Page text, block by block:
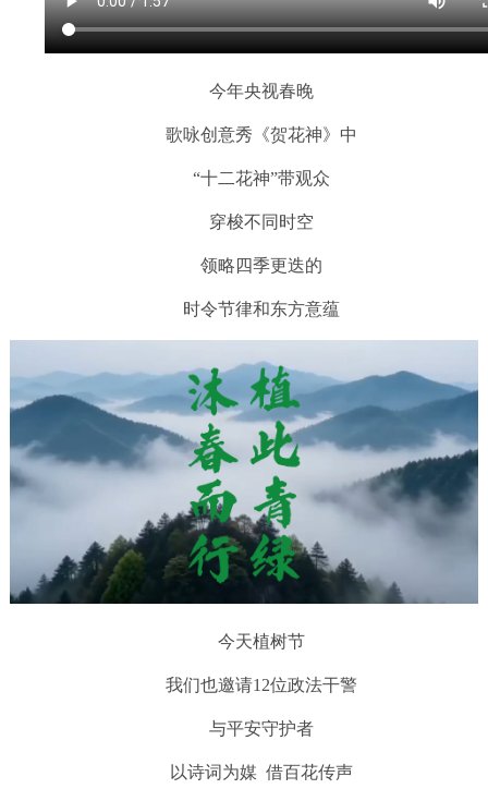
今年央视春晚
歌咏创意秀《贺花神》中
“十二花神”带观众
穿梭不同时空
领略四季更迭的
时令节律和东方意蕴
今天植树节
我们也邀请12位政法干警
与平安守护者
以诗词为媒 借百花传声